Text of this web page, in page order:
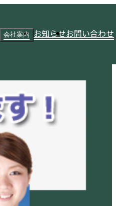
会社案内 お知らせお問い合わせ